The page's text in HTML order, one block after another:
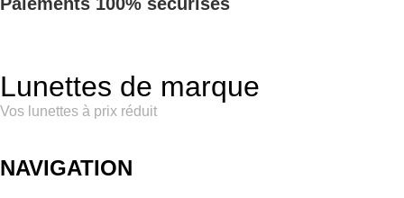
Lunettes de marque
Vos lunettes à prix réduit
NAVIGATION